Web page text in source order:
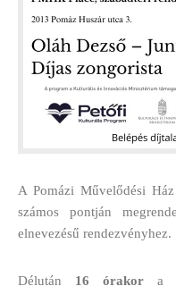
A Pomázi Művelődési
számos pontján
elnevezésű rendezvényhez.
Délután 16 órakor a